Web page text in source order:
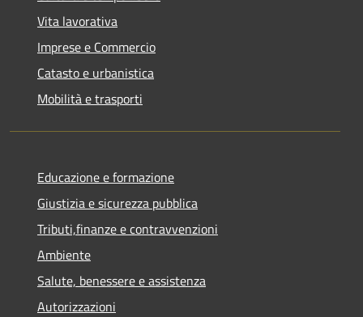
Vita lavorativa
Imprese e Commercio
Catasto e urbanistica
Mobilità e trasporti
Educazione e formazione
Giustizia e sicurezza pubblica
Tributi,finanze e contravvenzioni
Ambiente
Salute, benessere e assistenza
Autorizzazioni